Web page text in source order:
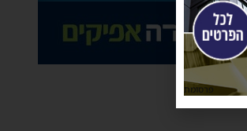
פרסומת